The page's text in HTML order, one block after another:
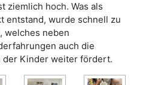
ziemlich hoch. Was als
entstand, wurde schnell zu
welches neben
auch die
der Kinder weiter fördert.